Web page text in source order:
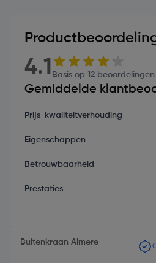
4.1 Basis op 12
Gemiddelde
Prijs-kwaliteitverhouding
Eigenschappen
Betrouwbaarheid
Prestaties
Buitenkraan Almere